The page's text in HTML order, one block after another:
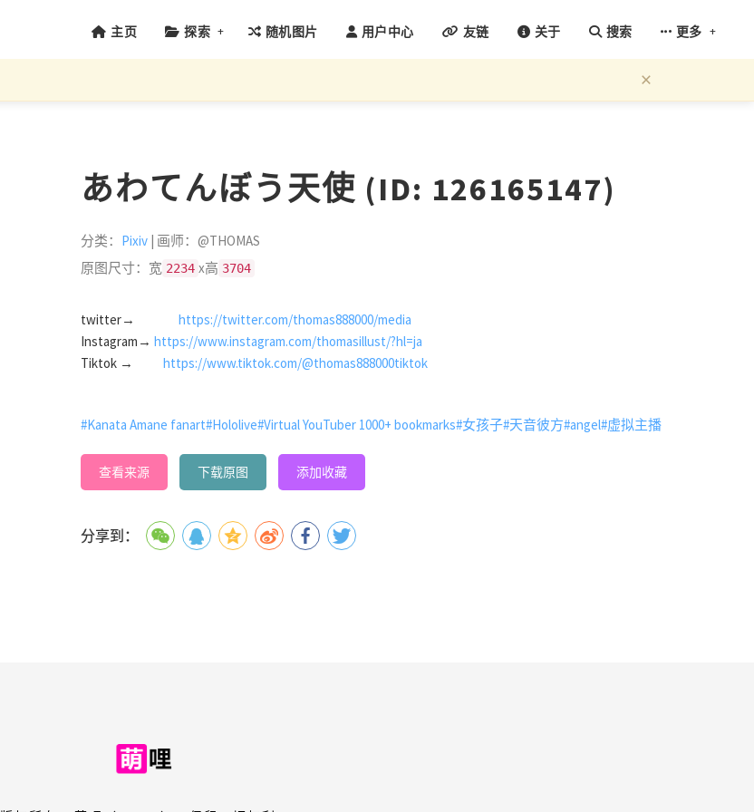
主页 探索 + 随机图片 用户中心 友链 关于 搜索 更多 +
×
あわてんぼう天使 (ID: 126165147)
分类： Pixiv | 画师：@THOMAS
原图尺寸：宽 2234 x高 3704
twitter→
https://twitter.com/thomas888000/media
Instagram→ https://www.instagram.com/thomasillust/?hl=ja
Tiktok → https://www.tiktok.com/@thomas888000tiktok
#Kanata Amane fanart#Hololive#Virtual YouTuber 1000+ bookmarks#女孩子#天音彼方#angel#虚拟主播
查看来源 下载原图 添加收藏
分享到：